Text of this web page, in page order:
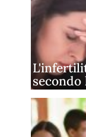
secondo